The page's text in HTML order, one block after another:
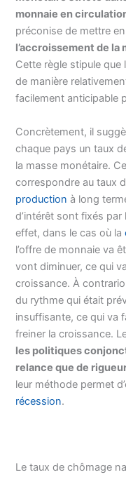
monnaie en
préconise de mettre
l’accroissement de la
Cette règle stipule
de manière
facilement anticipable
Concrètement, il
chaque pays un taux
la masse monétaire.
correspondre au taux
production à long
d’intérêt sont fixés par
effet, dans le cas où la
l’offre de monnaie va
vont diminuer, ce qui
croissance. À
du rythme qui était
insuffisante, ce qui va
freiner la croissance.
les politiques
relance que de
leur méthode permet
récession.
Le taux de chômage